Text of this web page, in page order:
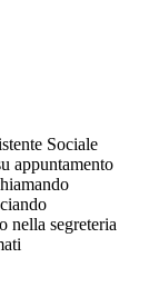
Sociale
appuntamento
nella segreteria